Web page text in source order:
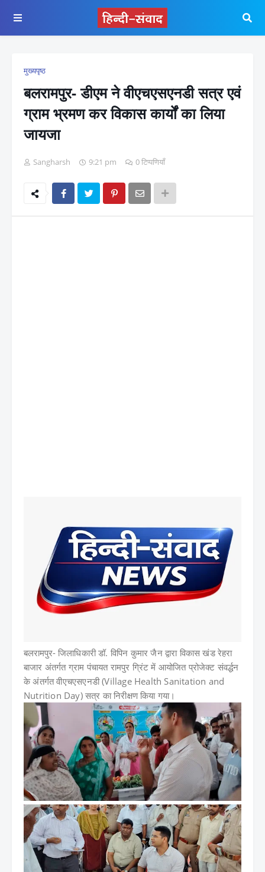
मुख्यपृष्ठ
बलरामपुर- डीएम ने वीएचएसएनडी सत्र एवं
ग्राम भ्रमण कर विकास कार्यों का लिया
जायजा
Sangharsh 9:21 pm 0 टिप्पणियाँ
बलरामपुर- जिलाधिकारी डॉ. विपिन कुमार जैन द्वारा विकास खंड रेहरा
बाजार अंतर्गत ग्राम पंचायत रामपुर ग्रिंट में आयोजित प्रोजेक्ट संवर्द्धन
के अंतर्गत वीएचएसएनडी (Village Health Sanitation and
Nutrition Day) सत्र का निरीक्षण किया गया।